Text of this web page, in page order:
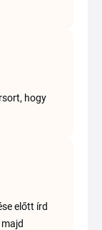
hogy
előtt írd